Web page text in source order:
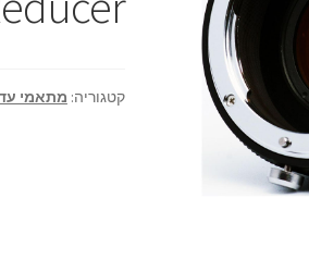
קטגוריה: מתאמי